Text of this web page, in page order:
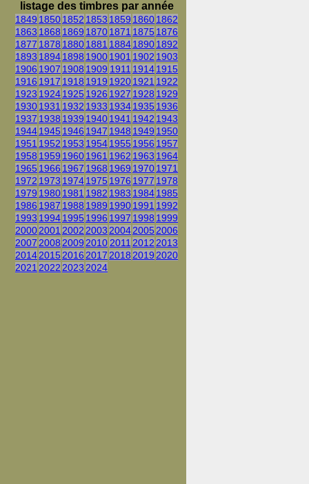
listage des timbres par année
1849 18501852 1853 1859 18601862
1863 1868 1869 18701871 1875 1876
1877 1878 18801881 188418901892
1893 18941898 19001901 1902 1903
1906 1907 1908 1909 1911 19141915
1916 1917 1918 1919 19201921 1922
1923 19241925 1926 1927 1928 1929
19301931 1932 1933 19341935 1936
1937 1938 1939 19401941 1942 1943
19441945 1946 1947 1948 1949 1950
1951 1952 1953 19541955 1956 1957
1958 1959 19601961 1962 1963 1964
1965 1966 1967 1968 1969 19701971
1972 1973 19741975 1976 1977 1978
1979 19801981 1982 1983 19841985
1986 1987 1988 1989 19901991 1992
1993 19941995 1996 1997 1998 1999
2000200120022003200420052006
2007200820092010201120122013
2014201520162017201820192020
2021202220232024